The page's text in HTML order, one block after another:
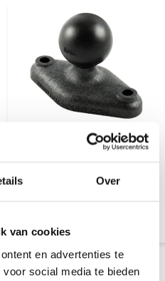
Over
van cookies
en advertenties te
social media te bieden
RAM Mount B-Kogel (25
mm) Diamant Basis
Composiet - RAP-B-238U
€ 10,95
Incl. btw